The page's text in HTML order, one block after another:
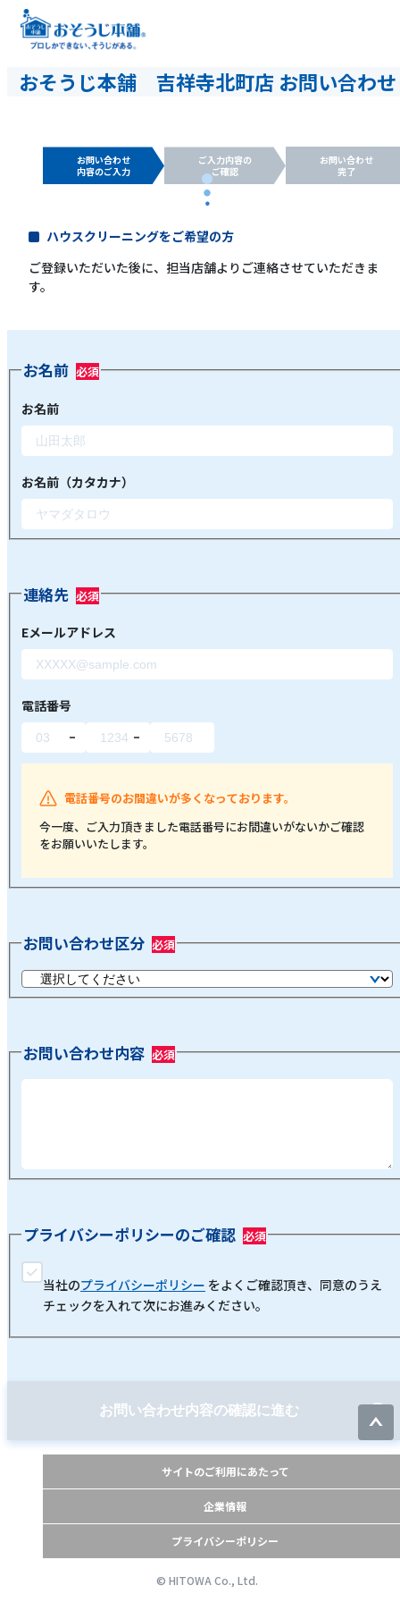
おそうじ本舗 吉祥寺北町店 お問い合わせ
お問い合わせ
内容のご入力
ご入力内容の
ご確認
お問い合わせ
完了
ハウスクリーニングをご希望の方
ご登録いただいた後に、担当店舗よりご連絡させていただきま
す。
お名前
お名前
お名前（カタカナ）
連絡先
Eメールアドレス
電話番号
電話番号のお間違いが多くなっております。
今一度、ご入力頂きました電話番号にお間違いがないかご確認
をお願いいたします。
お問い合わせ区分
お問い合わせ内容
プライバシーポリシーのご確認
当社のプライバシーポリシー をよくご確認頂き、同意のうえ
チェックを入れて次にお進みください。
お問い合わせ内容の確認に進む
サイトのご利用にあたって
企業情報
プライバシーポリシー
© HITOWA Co., Ltd.